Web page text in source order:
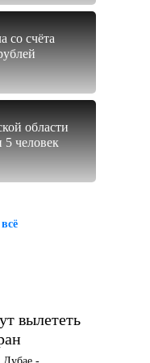
со счёта
области
человек
вылететь